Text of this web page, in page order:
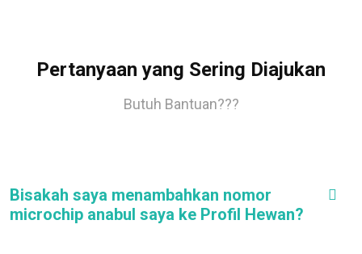
Pertanyaan yang Sering Diajukan
Butuh Bantuan???
Bisakah saya menambahkan nomor
microchip anabul saya ke Profil Hewan?